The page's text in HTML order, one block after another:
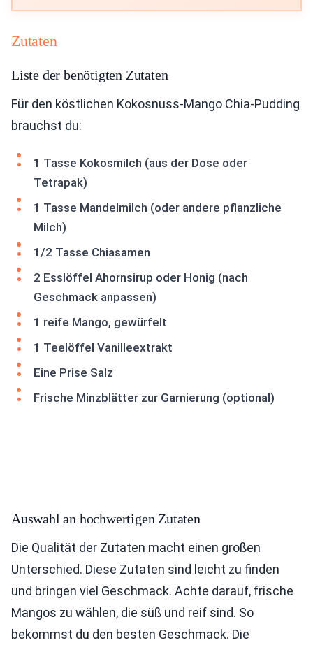
Zutaten
Liste der benötigten Zutaten
Für den köstlichen Kokosnuss-Mango Chia-Pudding
brauchst du:
1 Tasse Kokosmilch (aus der Dose oder
Tetrapak)
1 Tasse Mandelmilch (oder andere pflanzliche
Milch)
1/2 Tasse Chiasamen
2 Esslöffel Ahornsirup oder Honig (nach
Geschmack anpassen)
1 reife Mango, gewürfelt
1 Teelöffel Vanilleextrakt
Eine Prise Salz
Frische Minzblätter zur Garnierung (optional)
Auswahl an hochwertigen Zutaten
Die Qualität der Zutaten macht einen großen
Unterschied. Diese Zutaten sind leicht zu finden
und bringen viel Geschmack. Achte darauf, frische
Mangos zu wählen, die süß und reif sind. So
bekommst du den besten Geschmack. Die